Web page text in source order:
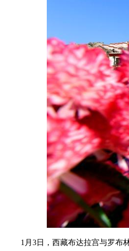
1月3日，西藏布达拉宫与罗布林